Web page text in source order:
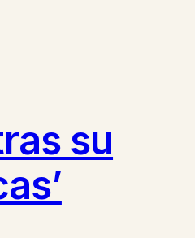
su